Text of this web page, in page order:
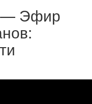
— Эфир